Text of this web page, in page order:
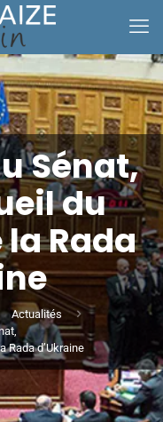
Sénat,
du
Rada
Actualités
Rada d’Ukraine